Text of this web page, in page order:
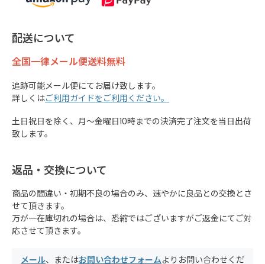
配送について
全国一律メール便送料無料
追跡可能メール便にてお届け致します。
詳しくはご利用ガイドをご利用ください。
土日祝日を除く、月～金曜日10時までの決済完了注文を当日出荷
致します。
返品・交換について
商品の間違い・初期不良の場合のみ、速やかに良品との交換とさ
せて頂きます。
万が一在庫切れの場合は、恐縮ではございますがご返金にてご対
応させて頂きます。
メール、またはお問い合わせフォームよりお問い合わせくだ